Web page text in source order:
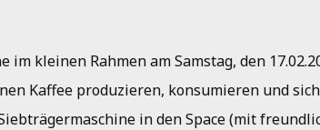
kleinen Rahmen am Samstag, den
Kaffee produzieren, konsumieren und sich
in den Space (mit